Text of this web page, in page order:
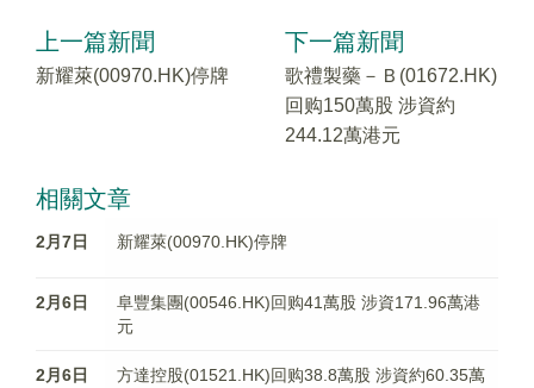
上一篇新聞
新耀萊(00970.HK)停牌
下一篇新聞
歌禮製藥－Ｂ(01672.HK)
回购150萬股 涉資約
244.12萬港元
相關文章
2月7日 新耀萊(00970.HK)停牌
2月6日
阜豐集團(00546.HK)回购41萬股 涉資171.96萬港
元
2月6日
方達控股(01521.HK)回购38.8萬股 涉資約60.35萬